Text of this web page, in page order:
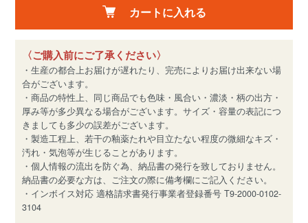
カートに入れる
〈ご購入前にご了承ください〉
・生産の都合上お届けが遅れたり、完売によりお届け出来ない場
合がございます。
・商品の特性上、同じ商品でも色味・風合い・濃淡・柄の出方・
厚み等が多少異なる場合がございます。サイズ・容量の表記につ
きましても多少の誤差がございます。
・製造工程上、若干の釉薬たれや目立たない程度の微細なキズ・
汚れ・気泡等が生じることがあります。
・個人情報の流出を防ぐ為、納品書の発行を致しておりません。
納品書の必要な方は、ご注文の際に備考欄にご記入ください。
・インボイス対応 適格請求書発行事業者登録番号 T9-2000-0102-
3104